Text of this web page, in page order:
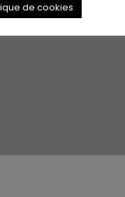
de cookies